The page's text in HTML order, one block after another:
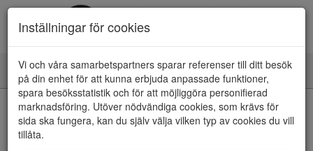
Toggle
navigation
HEM
Inställningar för cookies
Vi och våra samarbetspartners sparar referenser till ditt besök
på din enhet för att kunna erbjuda anpassade funktioner,
spara besöksstatistik och för att möjliggöra personifierad
marknadsföring. Utöver nödvändiga cookies, som krävs för
sida ska fungera, kan du själv välja vilken typ av cookies du vill
tillåta.